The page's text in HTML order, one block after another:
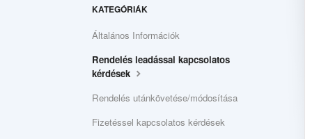
KATEGÓRIÁK
Általános Információk
Rendelés leadással kapcsolatos
kérdések
Rendelés utánkövetése/módosítása
Fizetéssel kapcsolatos kérdések